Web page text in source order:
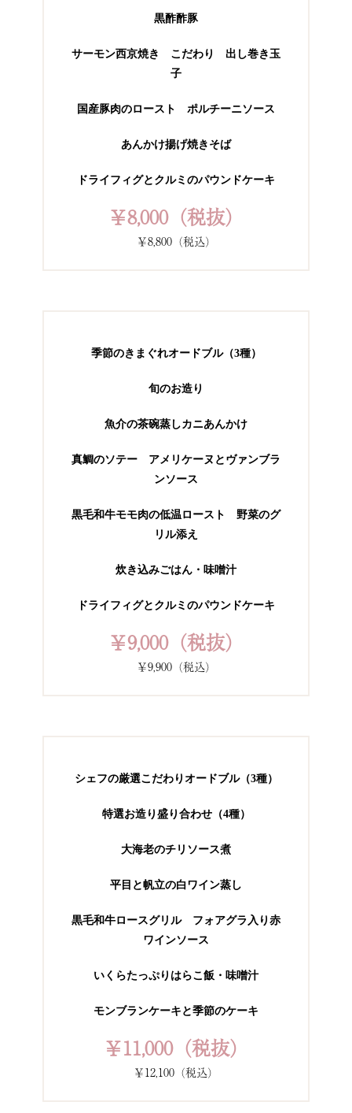
黒酢酢豚
サーモン西京焼き こだわり 出し巻き玉
子
国産豚肉のロースト ポルチーニソース
あんかけ揚げ焼きそば
ドライフィグとクルミのパウンドケーキ
￥8,000（税抜）
￥8,800（税込）
季節のきまぐれオードブル（3種）
旬のお造り
魚介の茶碗蒸しカニあんかけ
真鯛のソテー アメリケーヌとヴァンブラ
ンソース
黒毛和牛モモ肉の低温ロースト 野菜のグ
リル添え
炊き込みごはん・味噌汁
ドライフィグとクルミのパウンドケーキ
￥9,000（税抜）
￥9,900（税込）
シェフの厳選こだわりオードブル（3種）
特選お造り盛り合わせ（4種）
大海老のチリソース煮
平目と帆立の白ワイン蒸し
黒毛和牛ロースグリル フォアグラ入り赤
ワインソース
いくらたっぷりはらこ飯・味噌汁
モンブランケーキと季節のケーキ
￥11,000（税抜）
￥12,100（税込）